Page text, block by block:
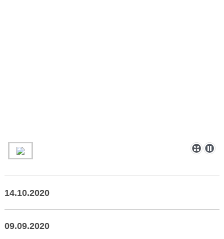
14.10.2020
09.09.2020